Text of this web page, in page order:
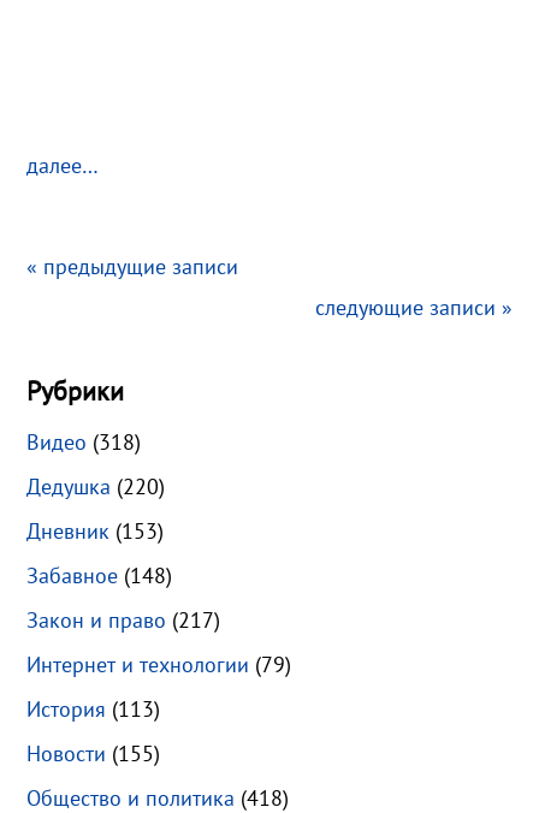
далее…
« предыдущие записи
следующие записи »
Рубрики
Видео (318)
Дедушка (220)
Дневник (153)
Забавное (148)
Закон и право (217)
Интернет и технологии (79)
История (113)
Новости (155)
Общество и политика (418)